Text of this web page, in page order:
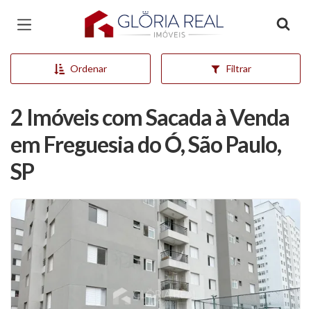
Página inicial
Ordenar Filtrar
2 Imóveis com Sacada à Venda
em Freguesia do Ó, São Paulo,
SP